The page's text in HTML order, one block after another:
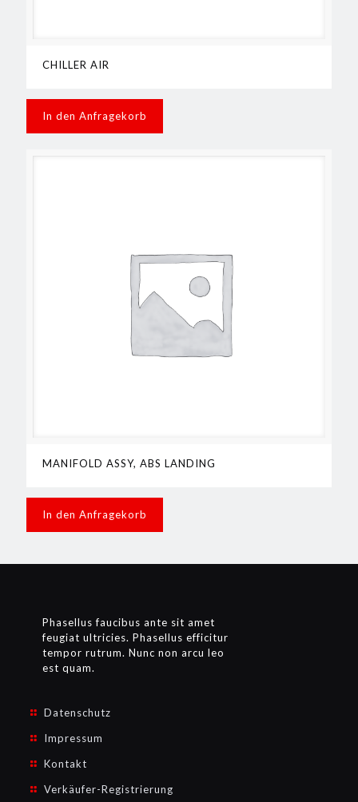
CHILLER AIR
In den Anfragekorb
MANIFOLD ASSY, ABS LANDING
In den Anfragekorb
Phasellus faucibus ante sit amet
feugiat ultricies. Phasellus efficitur
tempor rutrum. Nunc non arcu leo
est quam.
Datenschutz
Impressum
Kontakt
Verkäufer-Registrierung